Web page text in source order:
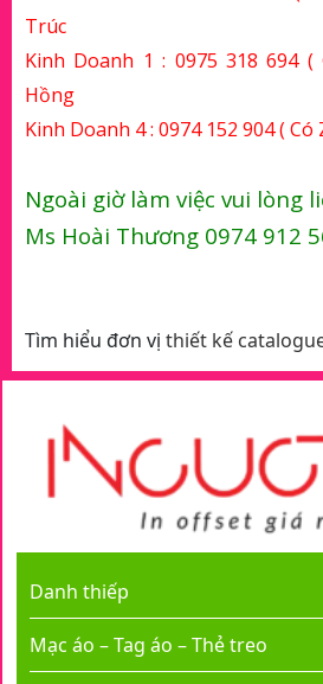
Trúc
Kinh Doanh 1 : 0975 318 694(
Hồng
Kinh Doanh 4 : 0974 152 904( Có
Ngoài giờ làm việc vui lòng
Ms Hoài Thương 0974 912
Tìm hiểu đơn vị thiết kế
Danh thiếp
Mạc áo – Tag áo – Thẻ treo